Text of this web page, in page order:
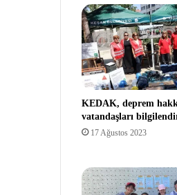
KEDAK, deprem
vatandaşları
17 Ağustos 2023